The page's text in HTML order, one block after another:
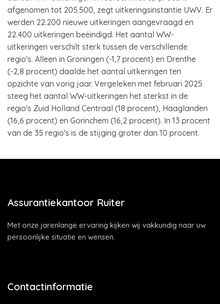
afgenomen tot 205.500, zegt uitkeringsinstantie UWV. Er
werden 22.200 nieuwe uitkeringen aangevraagd en
22.400 uitkeringen beëindigd. Het aantal WW-
uitkeringen verschilt sterk tussen de verschillende
regio's. Alleen in Groningen (-1,7 procent) en Drenthe
(-2,8 procent) daalde het aantal uitkeringen ten
opzichte van vorig jaar. Vergeleken met februari 2025
steeg het aantal WW-uitkeringen het sterkst in de
regio's Zuid Holland Centraal (18 procent), Haaglanden
(16,6 procent) en Gorinchem (16,2 procent). In 13 procent
van de 35 regio's is de stijging groter dan 10 procent.
Assurantiekantoor Ruiter
Met onze jarenlange ervaring kijken wij vakkundig naar uw
persoonlijke situatie en wensen.
Contactinformatie